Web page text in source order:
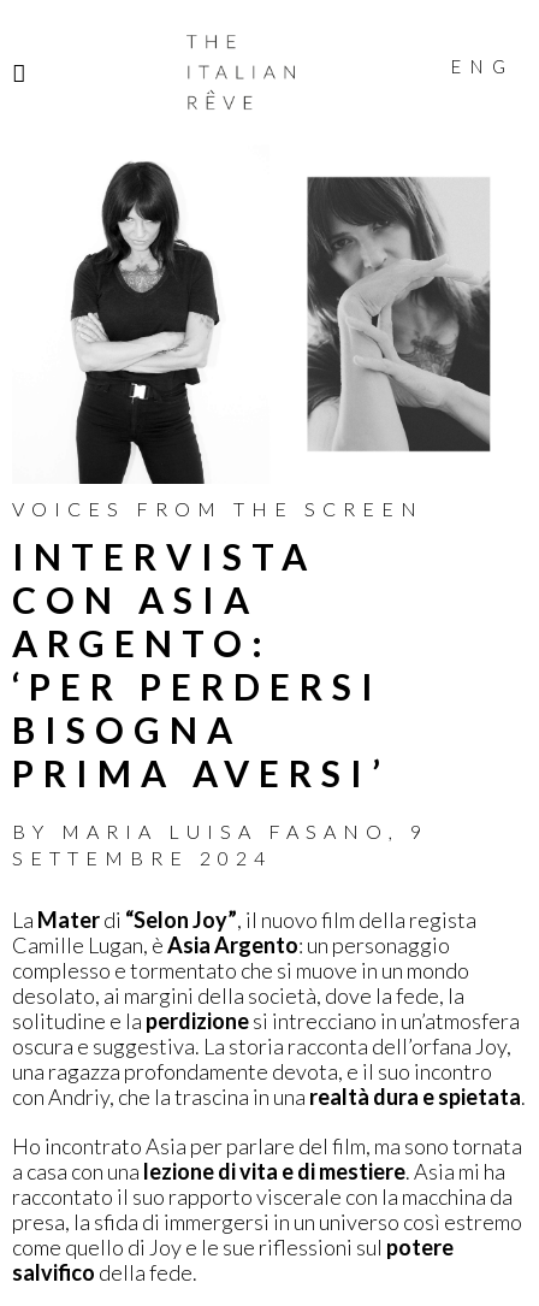
ITALIAN
RÊVE
ENG
VOICES FROM THE SCREEN
INTERVISTA
CON ASIA
ARGENTO:
‘PER PERDERSI
BISOGNA
PRIMA AVERSI’
BY MARIA LUISA FASANO
9
SETTEMBRE 2024
La Materdi “Selon Joy”, il nuovo film della regista
Camille Lugan, èAsia Argento: un personaggio
complesso e tormentato che si muove in un mondo
desolato, ai margini della società, dove la fede, la
solitudine e la perdizionesi intrecciano in un’atmosfera
oscura e suggestiva. La storia racconta dell’orfana Joy,
una ragazza profondamente devota, e il suo incontro
con Andriy, che la trascina in una realtà dura e spietata.
Ho incontrato Asia per parlare del film, ma sono tornata
a casa con una lezione di vita e di mestiere. Asia mi ha
raccontato il suo rapporto viscerale con la macchina da
presa, la sfida di immergersi in un universo così estremo
come quello di Joy e le sue riflessioni sul potere
salvifico della fede.